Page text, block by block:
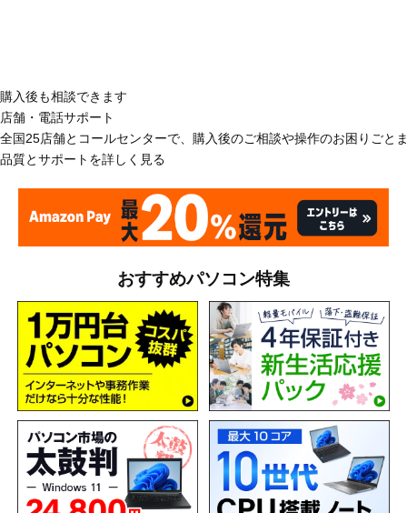
購入後も相談できます
店舗・電話サポート
全国25店舗とコールセンターで、購入後のご相談や操作のお困りごと
品質とサポートを詳しく見る
おすすめパソコン特集